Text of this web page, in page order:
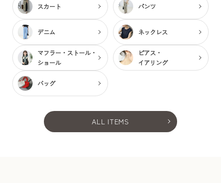
スカート パンツ
デニム ネックレス
マフラー・ストール・
ショール
ピアス・
イアリング
バッグ
ALL ITEMS